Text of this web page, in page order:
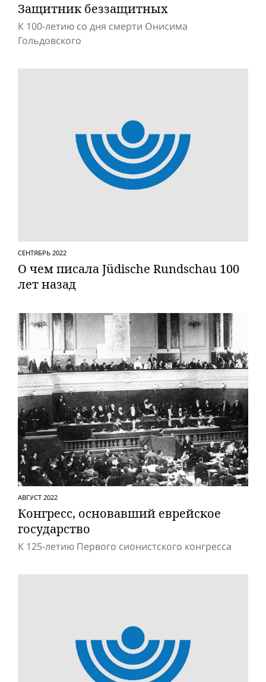
Защитник беззащитных
К 100-летию со дня смерти Онисима
Гольдовского
СЕНТЯБРЬ 2022
О чем писала Jüdische Rundschau 100
лет назад
АВГУСТ 2022
Конгресс, основавший еврейское
государство
К 125-летию Первого cионистского конгресса